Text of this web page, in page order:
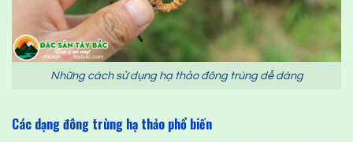
Những cách sử dụng hạ thảo đông trùng dễ dàng
Các dạng đông trùng hạ thảo phổ biến